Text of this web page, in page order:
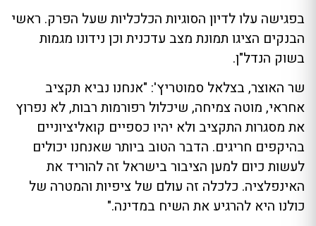
בפגישה עלו לדיון הסוגיות הכלכליות שעל הפרק. ראשי
הבנקים הציגו תמונת מצב עדכנית וכן נידונו מגמות
בשוק הנדל"ן.
שר האוצר, בצלאל סמוטריץ': "אנחנו נביא תקציב
אחראי, מוטה צמיחה, שיכלול רפורמות רבות, לא נפרוץ
את מסגרות התקציב ולא יהיו כספיים קואליציוניים
בהיקפים חריגים. הדבר הטוב ביותר שאנחנו יכולים
לעשות כיום למען הציבור בישראל זה להוריד את
האינפלציה. כלכלה זה עולם של ציפיות והמטרה של
כולנו היא להרגיע את השיח במדינה."